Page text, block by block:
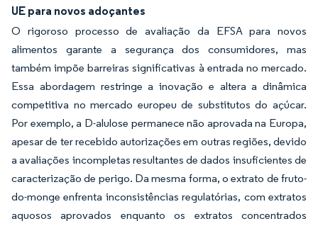
UE para novos adoçantes
O rigoroso processo de avaliação da EFSA para novos
alimentos garante a segurança dos consumidores, mas
também impõe barreiras significativas à entrada no mercado.
Essa abordagem restringe a inovação e altera a dinâmica
competitiva no mercado europeu de substitutos do açúcar.
Por exemplo, a D-alulose permanece não aprovada na Europa,
apesar de ter recebido autorizações em outras regiões, devido
a avaliações incompletas resultantes de dados insuficientes de
caracterização de perigo. Da mesma forma, o extrato de fruto-
do-monge enfrenta inconsistências regulatórias, com extratos
aquosos aprovados enquanto os extratos concentrados